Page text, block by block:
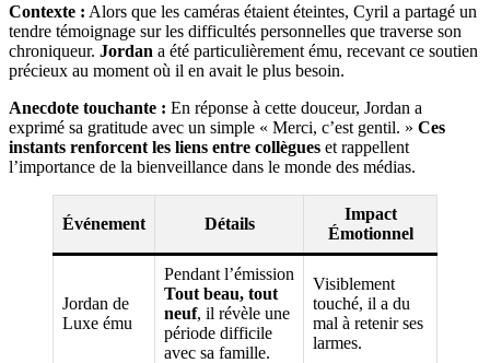
Contexte : Alors que les caméras étaient éteintes, Cyril a partagé un
tendre témoignage sur les difficultés personnelles que traverse son
chroniqueur. Jordan a été particulièrement ému, recevant ce soutien
précieux au moment où il en avait le plus besoin.
Anecdote touchante : En réponse à cette douceur, Jordan a
exprimé sa gratitude avec un simple « Merci, c’est gentil. » Ces
instants renforcent les liens entre collègues et rappellent
l’importance de la bienveillance dans le monde des médias.
Événement Détails
Impact
Émotionnel
Jordan de
Luxe ému
Pendant l’émission
Tout beau, tout
neuf, il révèle une
période difficile
avec sa famille.
Visiblement
touché, il a du
mal à retenir ses
larmes.